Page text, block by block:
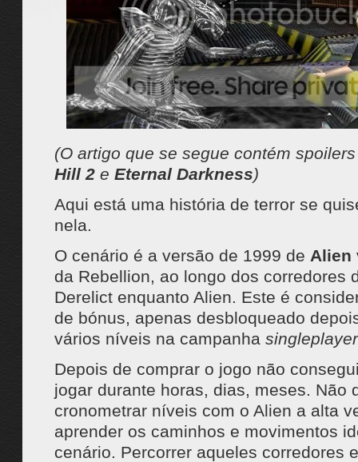
(O artigo que se segue contém
Hill 2e Eternal Darkness)
Aqui está uma história de terror se
nela.
O cenário é a versão de 1999 de Alien
da Rebellion, ao longo dos corredores
Derelict enquanto Alien. Este é
de bónus, apenas desbloqueado
vários níveis na campanha singleplayer
Depois de comprar o jogo não
jogar durante horas, dias, meses. Não
cronometrar níveis com o Alien a alta
aprender os caminhos e movimentos
cenário. Percorrer aqueles corredores